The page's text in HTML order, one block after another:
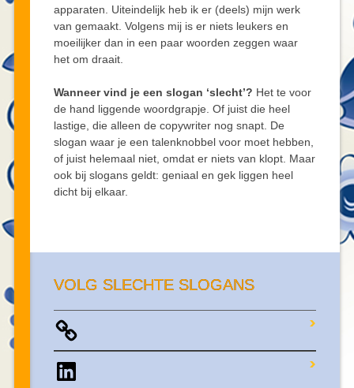
apparaten. Uiteindelijk heb ik er (deels) mijn werk
van gemaakt. Volgens mij is er niets leukers en
moeilijker dan in een paar woorden zeggen waar
het om draait.
Wanneer vind je een slogan ‘slecht’? Het te voor
de hand liggende woordgrapje. Of juist die heel
lastige, die alleen de copywriter nog snapt. De
slogan waar je een talenknobbel voor moet hebben,
of juist helemaal niet, omdat er niets van klopt. Maar
ook bij slogans geldt: geniaal en gek liggen heel
dicht bij elkaar.
VOLG SLECHTE SLOGANS
LinkedIn